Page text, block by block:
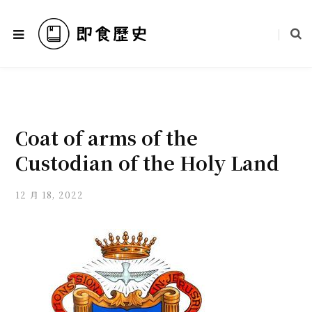
Coat of arms of the
Custodian of the Holy Land
12 月 18, 2022